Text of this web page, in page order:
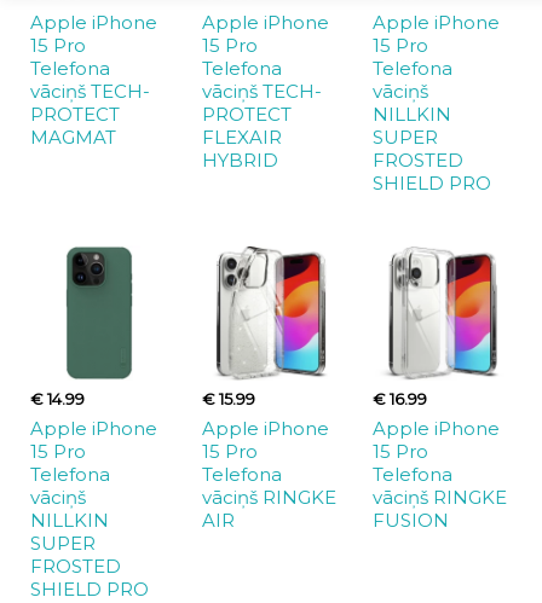
Apple iPhone
15 Pro
Telefona
vāciņš TECH-
PROTECT
MAGMAT
Apple iPhone
15 Pro
Telefona
vāciņš TECH-
PROTECT
FLEXAIR
HYBRID
Apple iPhone
15 Pro
Telefona
vāciņš
NILLKIN
SUPER
FROSTED
SHIELD PRO
€ 14.99
Apple iPhone
15 Pro
Telefona
vāciņš
NILLKIN
SUPER
FROSTED
SHIELD PRO
€ 15.99
Apple iPhone
15 Pro
Telefona
vāciņš RINGKE
AIR
€ 16.99
Apple iPhone
15 Pro
Telefona
vāciņš RINGKE
FUSION